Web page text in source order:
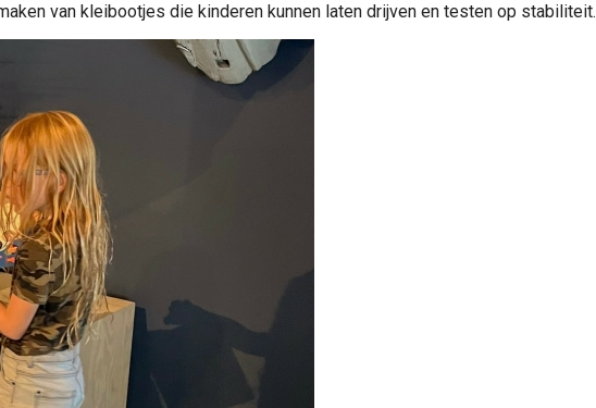
van kleibootjes die kinderen kunnen laten drijven en testen op stabiliteit.